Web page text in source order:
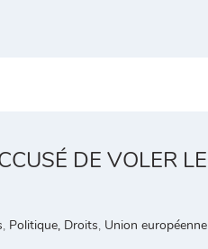
DE VOLER
, Politique, Droits, Union européenne